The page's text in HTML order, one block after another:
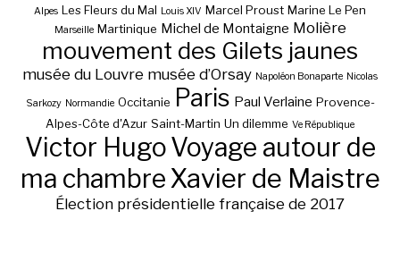
Alpes Les Fleurs du Mal Louis XIV Marcel Proust Marine Le Pen
Marseille Martinique Michel de Montaigne Molière
mouvement des Gilets jaunes
musée du Louvre musée d’Orsay Napoléon Bonaparte Nicolas
Sarkozy Normandie Occitanie Paris Paul Verlaine Provence-
Alpes-Côte d'Azur Saint-Martin Un dilemme Ve République
Victor HugoVoyage autour de
ma chambre Xavier de Maistre
Élection présidentielle française de 2017